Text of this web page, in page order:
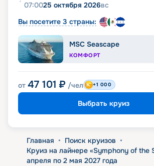
07:0025 октября 2026вс
Вы посетите 3 страны:
MSC Seascape
КОМФОРТ
от 47 101 ₽ /чел +1 000
Выбрать круиз
Главная • Поиск круизов •
Круиз на лайнере «Symphony of the
апреля по 2 мая 2027 года